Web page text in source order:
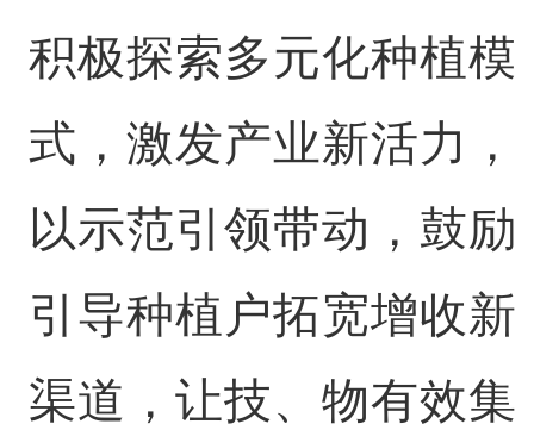
积极探索多元化种植模
式，激发产业新活力，
以示范引领带动，鼓励
引导种植户拓宽增收新
渠道，让技、物有效集